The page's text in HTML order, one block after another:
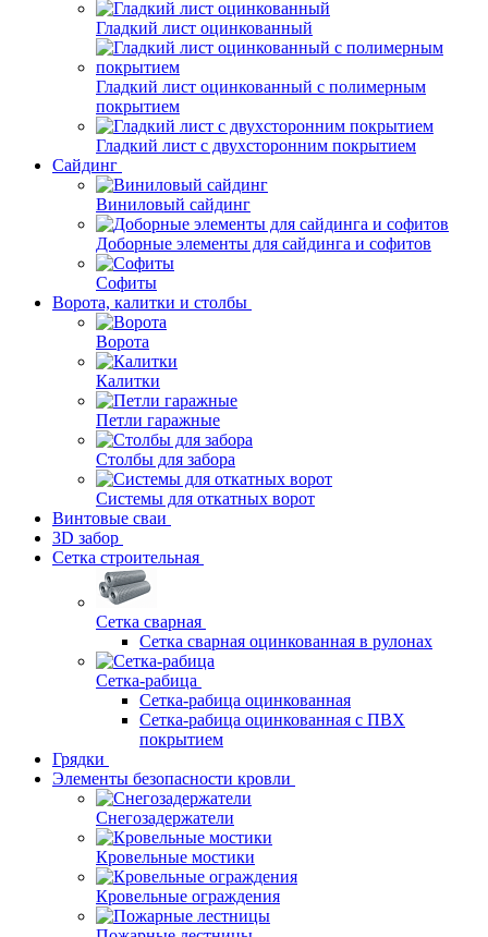
Гладкий лист оцинкованный
Гладкий лист оцинкованный с полимерным
покрытием
Гладкий лист с двухсторонним покрытием
Сайдинг
Виниловый сайдинг
Доборные элементы для сайдинга и софитов
Софиты
Ворота, калитки и столбы
Ворота
Калитки
Петли гаражные
Столбы для забора
Системы для откатных ворот
Винтовые сваи
3D забор
Сетка строительная
Сетка сварная
Сетка сварная оцинкованная в рулонах
Сетка-рабица
Сетка-рабица оцинкованная
Сетка-рабица оцинкованная с ПВХ
покрытием
Грядки
Элементы безопасности кровли
Снегозадержатели
Кровельные мостики
Кровельные ограждения